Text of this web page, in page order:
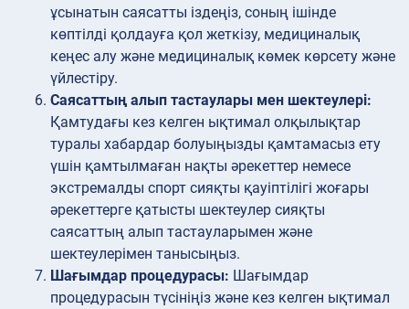
ұсынатын саясатты іздеңіз, соның ішінде
көптілді қолдауға қол жеткізу, медициналық
кеңес алу және медициналық көмек көрсету және
үйлестіру.
Саясаттың алып тастаулары мен шектеулері:
Қамтудағы кез келген ықтимал олқылықтар
туралы хабардар болуыңызды қамтамасыз ету
үшін қамтылмаған нақты әрекеттер немесе
экстремалды спорт сияқты қауіптілігі жоғары
әрекеттерге қатысты шектеулер сияқты
саясаттың алып тастауларымен және
шектеулерімен танысыңыз.
Шағымдар процедурасы: Шағымдар
процедурасын түсініңіз және кез келген ықтимал